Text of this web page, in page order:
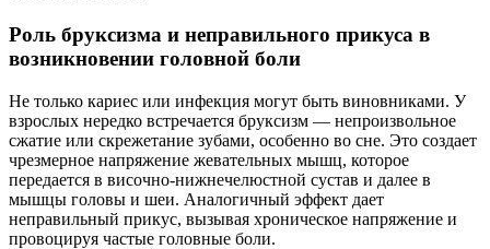
Роль бруксизма и неправильного прикуса в
возникновении головной боли
Не только кариес или инфекция могут быть виновниками. У
взрослых нередко встречается бруксизм — непроизвольное
сжатие или скрежетание зубами, особенно во сне. Это создает
чрезмерное напряжение жевательных мышц, которое
передается в височно-нижнечелюстной сустав и далее в
мышцы головы и шеи. Аналогичный эффект дает
неправильный прикус, вызывая хроническое напряжение и
провоцируя частые головные боли.